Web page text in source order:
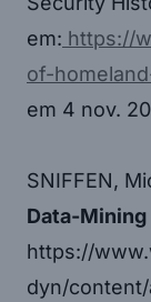
em: https://
of-
em 4 nov.
SNIFFEN,
Data-Mining
https://
dyn/